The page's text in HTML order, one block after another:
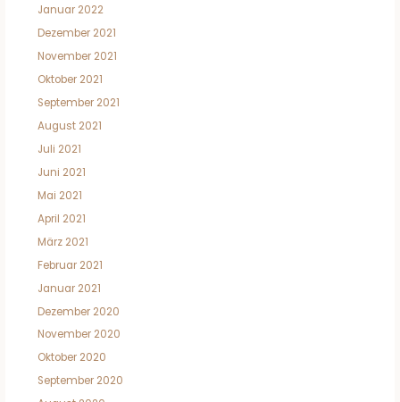
Januar 2022
Dezember 2021
November 2021
Oktober 2021
September 2021
August 2021
Juli 2021
Juni 2021
Mai 2021
April 2021
März 2021
Februar 2021
Januar 2021
Dezember 2020
November 2020
Oktober 2020
September 2020